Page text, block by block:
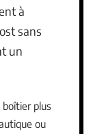
à
sans
un
plus
ou